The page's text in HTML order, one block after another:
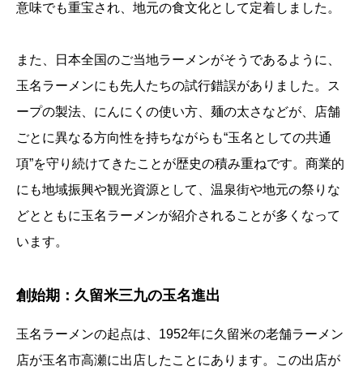
意味でも重宝され、地元の食文化として定着しました。
また、日本全国のご当地ラーメンがそうであるように、
玉名ラーメンにも先人たちの試行錯誤がありました。ス
ープの製法、にんにくの使い方、麺の太さなどが、店舗
ごとに異なる方向性を持ちながらも“玉名としての共通
項”を守り続けてきたことが歴史の積み重ねです。商業的
にも地域振興や観光資源として、温泉街や地元の祭りな
どとともに玉名ラーメンが紹介されることが多くなって
います。
創始期：久留米三九の玉名進出
玉名ラーメンの起点は、1952年に久留米の老舗ラーメン
店が玉名市高瀬に出店したことにあります。この出店が